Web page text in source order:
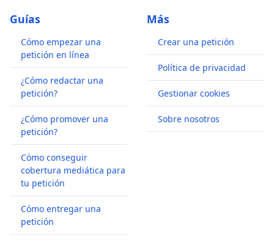
Guías
Cómo empezar una
petición en línea
¿Cómo redactar una
petición?
¿Cómo promover una
petición?
Cómo conseguir
cobertura mediática para
tu petición
Cómo entregar una
petición
Más
Crear una petición
Política de privacidad
Gestionar cookies
Sobre nosotros